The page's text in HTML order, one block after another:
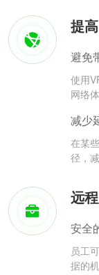
提
避免
使用
网络体
减少
在某
径，
远
安全
员工
据的